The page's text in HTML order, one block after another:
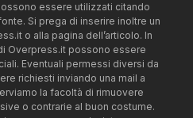
essere utilizzati citando
Si prega di inserire inoltre un
o alla pagina dell’articolo. In
Overpress.it possono essere
Eventuali permessi diversi da
richiesti inviando una mail a
la facoltà di rimuovere
o contrarie al buon costume.